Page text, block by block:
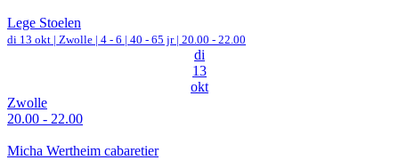
Lege Stoelen
di 13 okt | Zwolle | 4 - 6 | 40 - 65 jr | 20.00 - 22.00
di
13
okt
Zwolle
20.00 - 22.00
Micha Wertheim cabaretier